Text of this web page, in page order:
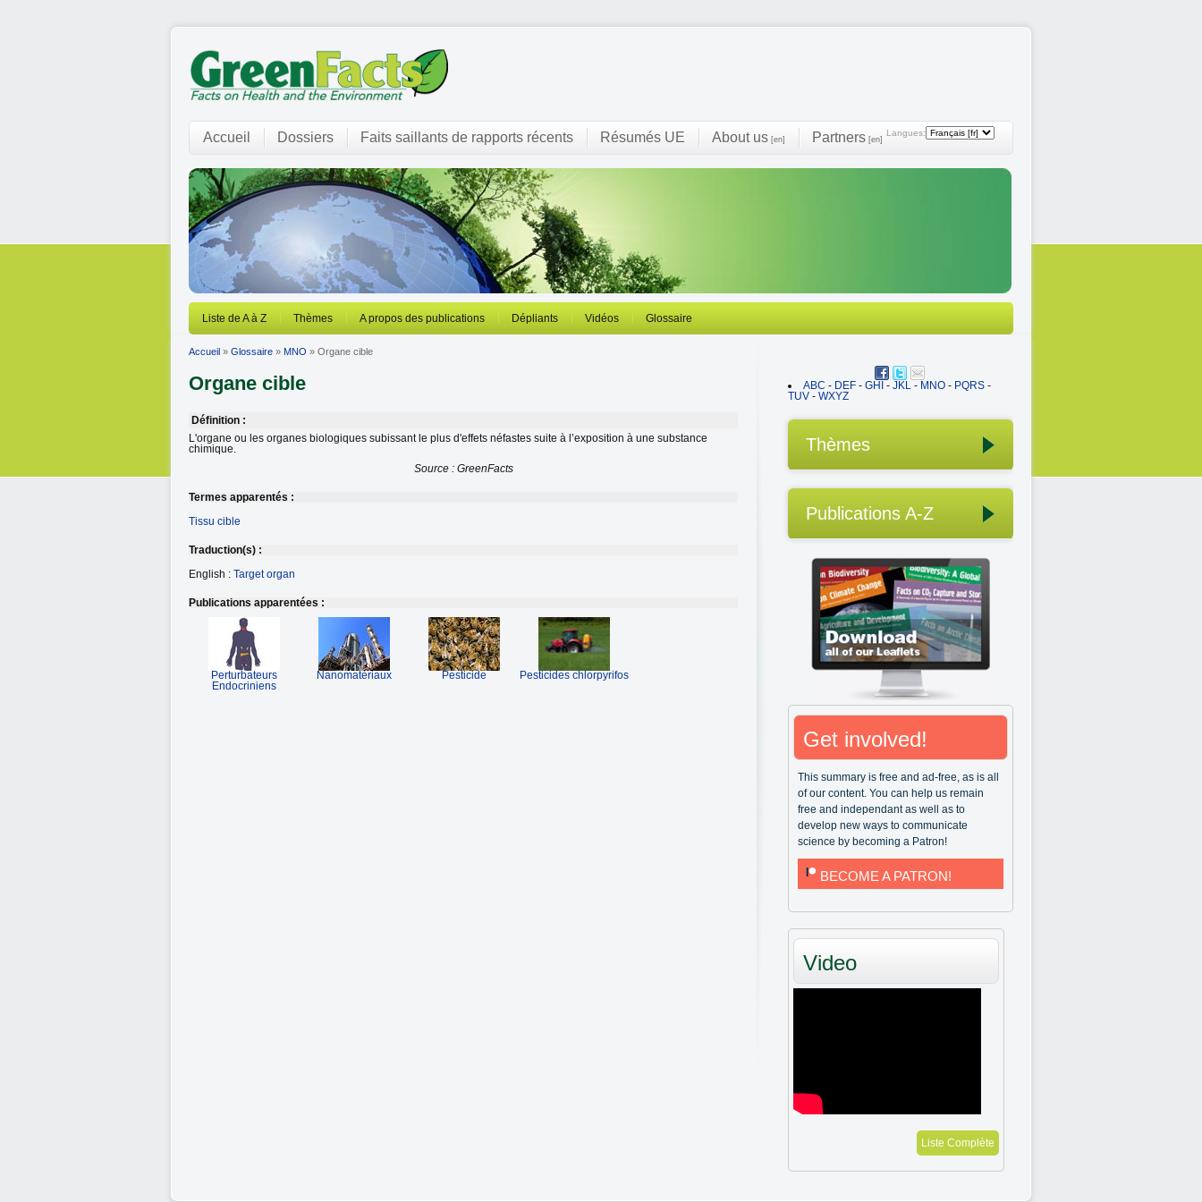
Langues:
Accueil Dossiers Faits saillants de rapports récents Résumés UE About us [en] Partners [en]
Liste de A à Z Thèmes A propos des publications Dépliants Vidéos Glossaire
Accueil » Glossaire » MNO » Organe cible
Organe cible
Définition :
L'organe ou les organes biologiques subissant le plus d'effets néfastes suite à l’exposition à une substance
chimique.
Source : GreenFacts
Termes apparentés :
Tissu cible
Traduction(s) :
English : Target organ
Publications apparentées :
Perturbateurs
Endocriniens
Nanomatériaux Pesticide Pesticides chlorpyrifos
ABC - DEF - GHI - JKL - MNO - PQRS -
TUV - WXYZ
Thèmes
Publications A-Z
Get involved!
This summary is free and ad-free, as is all
of our content. You can help us remain
free and independant as well as to
develop new ways to communicate
science by becoming a Patron!
BECOME A PATRON!
Video
Liste Complète